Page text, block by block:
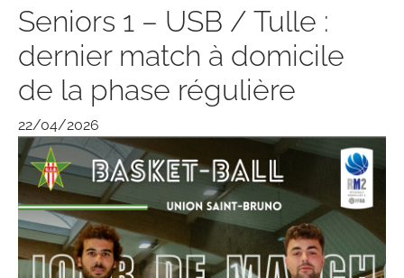
Seniors 1 – USB / Tulle :
dernier match à domicile
de la phase régulière
22/04/2026